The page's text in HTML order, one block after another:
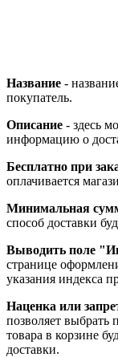
Название -
покупатель.
Описание - здесь
информацию о
Бесплатно при
оплачивается
Минимальная
способ доставки
Выводить поле
странице
указания индекса
Наценка или
позволяет выбрать
товара в корзине
доставки.